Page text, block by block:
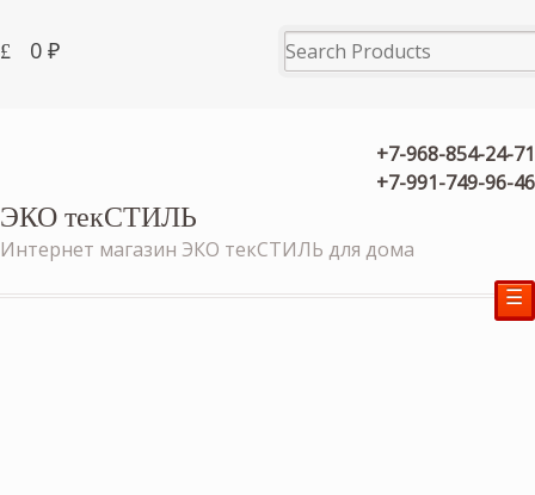
0₽
+7-968-854-24-71
+7-991-749-96-46
ЭКО текСТИЛЬ
Интернет магазин ЭКО текСТИЛЬ для дома
☰